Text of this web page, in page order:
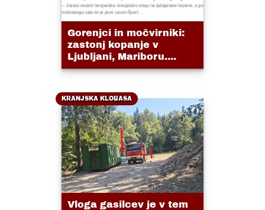
Gorenjci in močvirniki:
zastonj kopanje v
Ljubljani, Mariboru....
KRANJSKA KLOBASA
Vloga gasilcev je v tem